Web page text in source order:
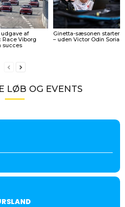
af
Race Viborg
succes
Ginetta-sæsonen starter
– uden Victor Odin Soria
LØB OG EVENTS